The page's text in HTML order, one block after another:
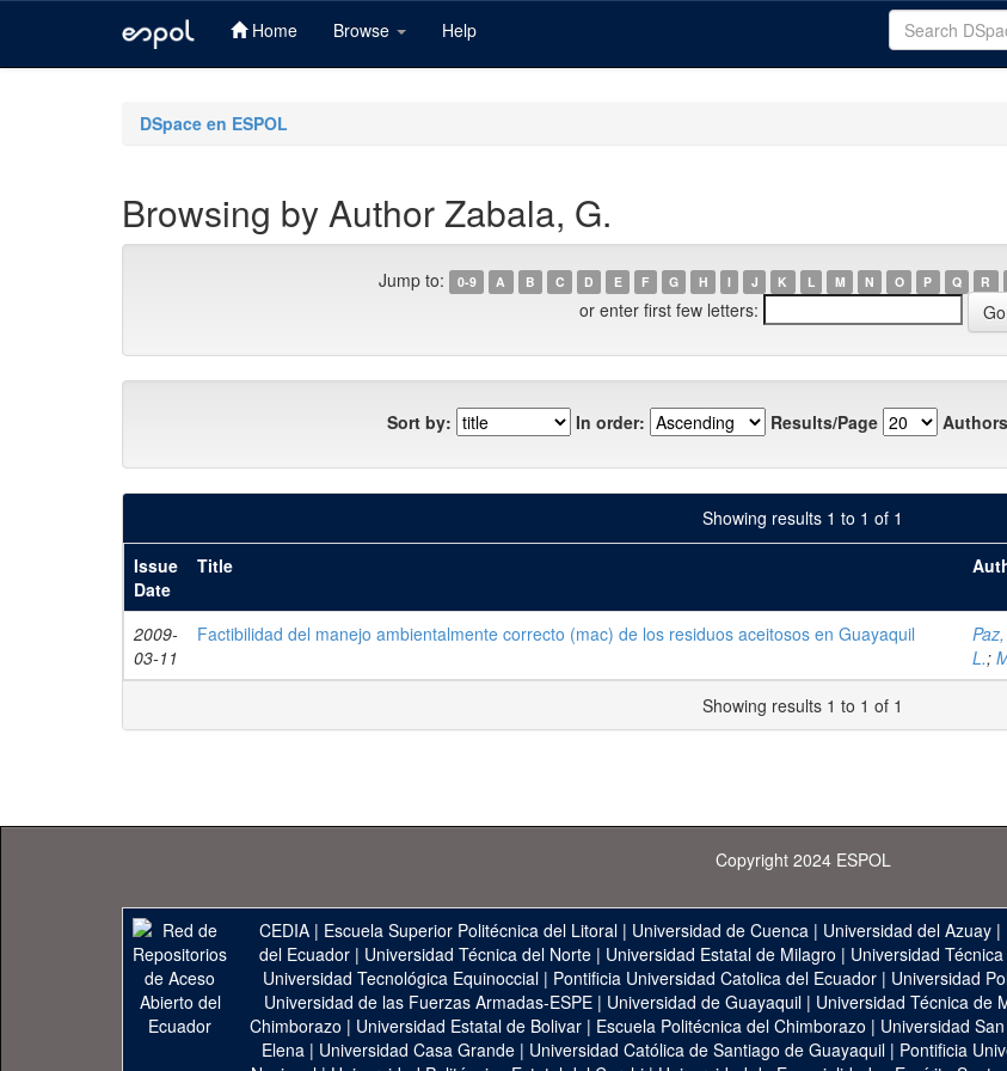
Home Browse Help
DSpace en ESPOL
Browsing by Author Zabala, G.
Jump to: 0-9 A B C D E F G H I J K L M N O P Q R
or enter first few letters:
Sort by: In order: Results/Page
Showing results 1 to 1 of 1
Issue
Date
Title
2009-
03-11
Factibilidad del manejo ambientalmente correcto (mac) de los residuos aceitosos en Guayaquil
L.;
Showing results 1 to 1 of 1
Copyright 2024 ESPOL
CEDIA | Escuela Superior Politécnica del Litoral | Universidad de Cuenca | Universidad del Azuay |
del Ecuador| Universidad Técnica del Norte| Universidad Estatal de Milagro | Universidad
Universidad Tecnológica Equinoccial| Pontificia Universidad Catolica del Ecuador| Universidad
Universidad de las Fuerzas Armadas-ESPE | Universidad de Guayaquil | Universidad Técnica de
Chimborazo | Universidad Estatal de Bolivar| Escuela Politécnica del Chimborazo | Universidad
Elena | Universidad Casa Grande | Universidad Católica de Santiago de Guayaquil | Pontificia